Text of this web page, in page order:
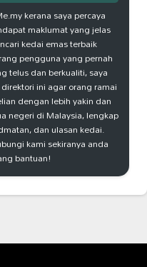
kerana saya percaya
maklumat yang jelas
kedai emas terbaik
pengguna yang pernah
telus dan berkualiti, saya
ini agar orang ramai
dengan lebih yakin dan
negeri di Malaysia, lengkap
dan ulasan kedai.
kami sekiranya anda
bantuan!